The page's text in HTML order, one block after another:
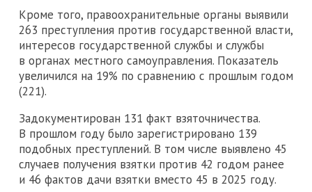
Кроме того, правоохранительные органы выявили
263 преступления против государственной власти,
интересов государственной службы и службы
в органах местного самоуправления. Показатель
увеличился на 19% по сравнению с прошлым годом
(221).
Задокументирован 131 факт взяточничества.
В прошлом году было зарегистрировано 139
подобных преступлений. В том числе выявлено 45
случаев получения взятки против 42 годом ранее
и 46 фактов дачи взятки вместо 45 в 2025 году.